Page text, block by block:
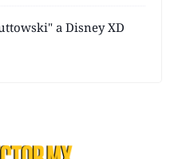
a Disney XD